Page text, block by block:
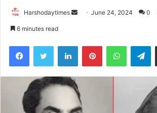
Harshodaytimes
SendJune 24, 2024 0
6 minutes read
FacebookTwitter LinkedInPinterest